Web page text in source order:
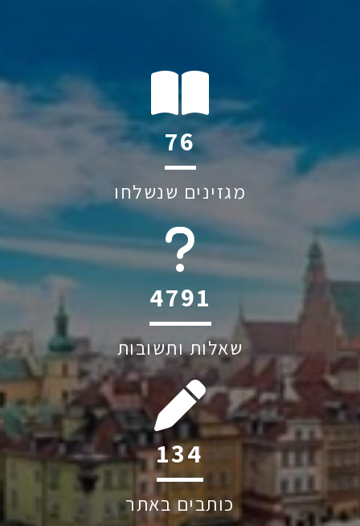
112
מגזינים שנשלחו
6045
שאלות ותשובות
197
כותבים באתר